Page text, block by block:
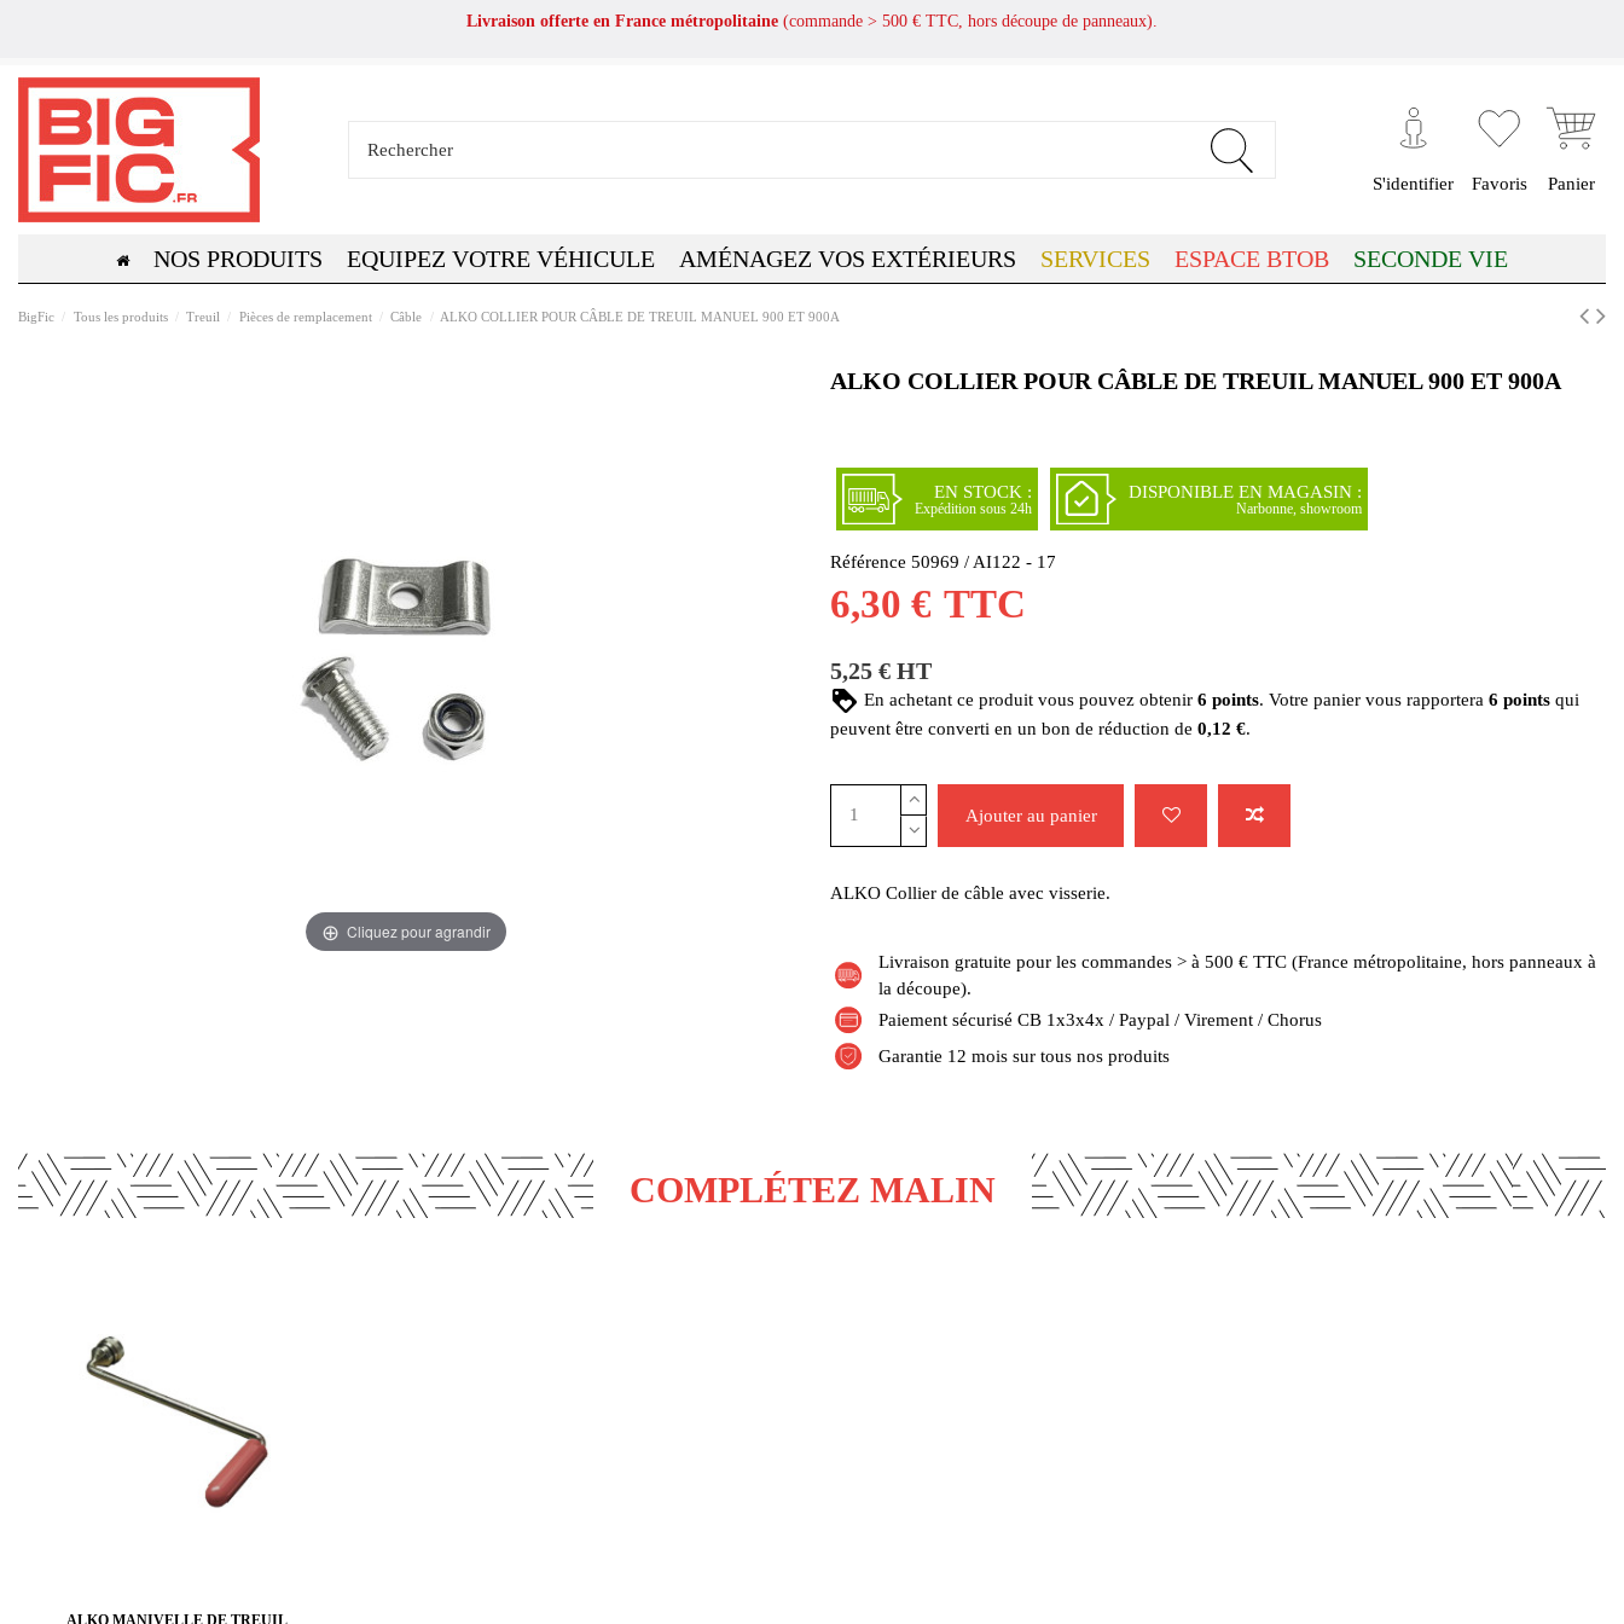
Livraison offerte en France métropolitaine (commande > 500 € TTC, hors découpe de panneaux).
S'identifier Favoris Panier
NOS PRODUITS EQUIPEZ VOTRE VÉHICULE AMÉNAGEZ VOS EXTÉRIEURS SERVICES ESPACE BTOB SECONDE VIE
BigFic Tous les produits Treuil Pièces de remplacement Câble ALKO COLLIER POUR CÂBLE DE TREUIL MANUEL 900 ET 900A
Cliquez pour agrandir
ALKO COLLIER POUR CÂBLE DE TREUIL MANUEL 900 ET 900A
EN STOCK :
Expédition sous 24h
DISPONIBLE EN MAGASIN :
Narbonne, showroom
Référence 50969 / AI122 - 17
6,30 € TTC
5,25 € HT
En achetant ce produit vous pouvez obtenir 6 points. Votre panier vous rapportera 6 points qui
peuvent être converti en un bon de réduction de 0,12 €.
Ajouter au panier
ALKO Collier de câble avec visserie.
Livraison gratuite pour les commandes > à 500 € TTC (France métropolitaine, hors panneaux à
la découpe).
Paiement sécurisé CB 1x3x4x / Paypal / Virement / Chorus
Garantie 12 mois sur tous nos produits
COMPLÉTEZ MALIN
ALKO MANIVELLE DE TREUIL